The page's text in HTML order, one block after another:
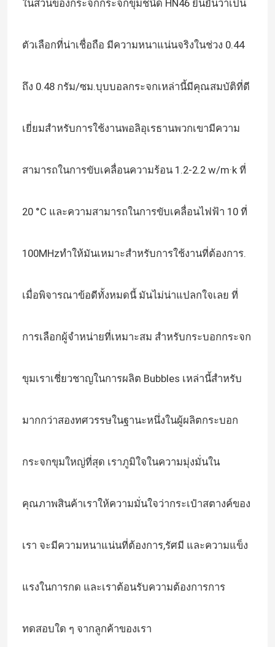
ในส่วนของกระจกกระจกขุมชนิด HN46 ยืนยันว่าเป็น
ตัวเลือกที่น่าเชื่อถือ มีความหนาแน่นจริงในช่วง 0.44
ถึง 0.48 กรัม/ซม.บุบบอลกระจกเหล่านี้มีคุณสมบัติที่ดี
เยี่ยมสําหรับการใช้งานพอลิอุเรธานพวกเขามีความ
สามารถในการขับเคลื่อนความร้อน 1.2-2.2 w/m·k ที่
20 °C และความสามารถในการขับเคลื่อนไฟฟ้า 10 ที่
100MHzทําให้มันเหมาะสําหรับการใช้งานที่ต้องการ.
เมื่อพิจารณาข้อดีทั้งหมดนี้ มันไม่น่าแปลกใจเลย ที่
การเลือกผู้จําหน่ายที่เหมาะสม สําหรับกระบอกกระจก
ขุมเราเชี่ยวชาญในการผลิต Bubbles เหล่านี้สําหรับ
มากกว่าสองทศวรรษในฐานะหนึ่งในผู้ผลิตกระบอก
กระจกขุมใหญ่ที่สุด เราภูมิใจในความมุ่งมั่นใน
คุณภาพสินค้าเราให้ความมั่นใจว่ากระเป๋าสตางค์ของ
เรา จะมีความหนาแน่นที่ต้องการ,รัศมี และความแข็ง
แรงในการกด และเราต้อนรับความต้องการการ
ทดสอบใด ๆ จากลูกค้าของเรา